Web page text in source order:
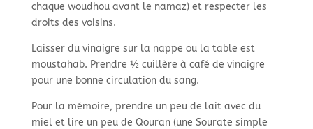
chaque woudhou avant le namaz) et respecter les
droits des voisins.
Laisser du vinaigre sur la nappe ou la table est
moustahab. Prendre ½ cuillère à café de vinaigre
pour une bonne circulation du sang.
Pour la mémoire, prendre un peu de lait avec du
miel et lire un peu de Qouran (une Sourate simple